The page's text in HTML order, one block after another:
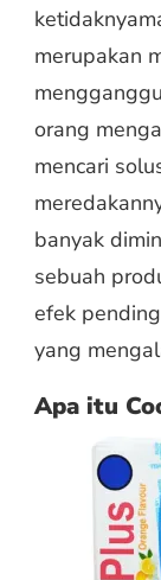
merupakan
orang
mencari
banyak
sebuah
efek
yang
Apa itu